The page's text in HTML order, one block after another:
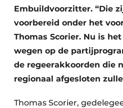
Embuildvoorzitter. “Die
voorbereid onder het
Thomas Scorier. Nu is
wegen op de
de regeerakkoorden die
regionaal afgesloten
Thomas Scorier,